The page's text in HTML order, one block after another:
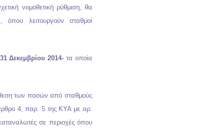
νομοθετική ρύθμιση, θα
όπου λειτουργούν σταθμοί
Δεκεμβρίου 2014- τα οποία
των ποσών από σταθμούς
4, παρ. 5 της ΚΥΑ με αρ.
σε περιοχές όπου